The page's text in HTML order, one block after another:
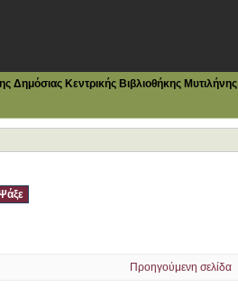
Κεντρικής Βιβλιοθήκης Μυτιλήνης
Προηγούμενη σελίδα